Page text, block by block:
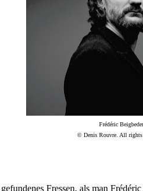
Frédéric Beigbeder
© Denis Rouvre. All rights
Fressen, als man